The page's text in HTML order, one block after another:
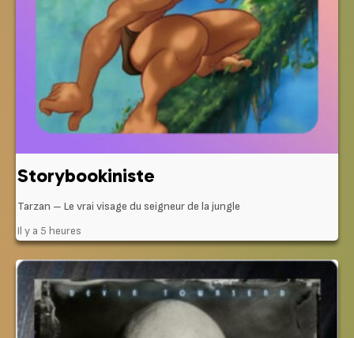
Storybookiniste
Tarzan – Le vrai visage du seigneur de la jungle
Il y a 5 heures